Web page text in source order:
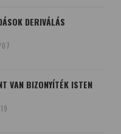
DERIVÁLÁS
VAN BIZONYÍTÉK ISTEN